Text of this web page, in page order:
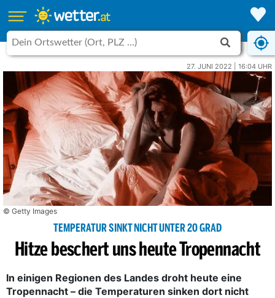
27. JUNI 2022 | 16:04 UHR
© Getty Images
TEMPERATUR SINKT NICHT UNTER 20 GRAD
Hitze beschert uns heute Tropennacht
In einigen Regionen des Landes droht heute eine
Tropennacht – die Temperaturen sinken dort nicht